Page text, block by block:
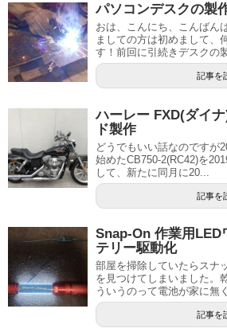
パソコンデスクの製
おは、こんにち、こんばん
ましての方は初めまして、
す！前回に引続きデスクの
記事を
ハーレー FXD(ダイ
ド製作
どうでもいい話なのですが
始めたCB750-2(RC42)を
して、新たに同月に20...
記事を
Snap-On 作業用LED
テリー駆動化
部屋を掃除していたらスナ
を見つけてしまいました。
ういうのって電池が家に無
記事を